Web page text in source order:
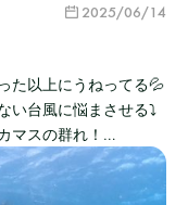
2025/06/14
た以上にうねってる💦
い台風に悩まさせる⤵
マスの群れ！…